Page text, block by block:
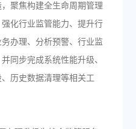
聚焦构建全生命周期管理
化行业监管能力、提升行
办理、分析预警、行业监
同步完成系统性能升级、
历史数据清理等相关工